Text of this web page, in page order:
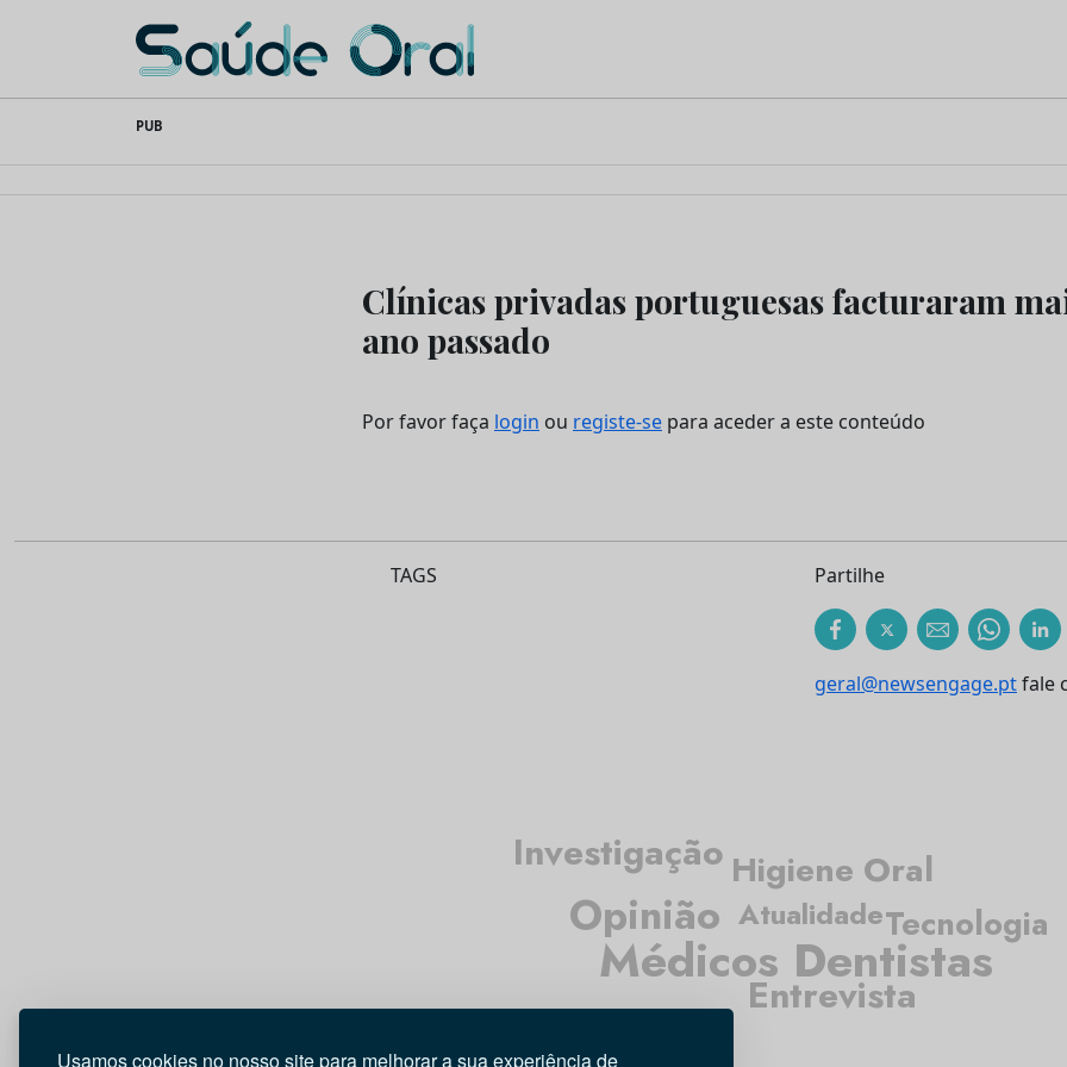
Usamos cookies no nosso site para melhorar a sua experiência de
content
Saúde Oral
PUB
Clínicas privadas portuguesas facturaram
ano passado
Por favor faça login ou registe-se para aceder a este conteúdo
TAGS Partilhe
geral@newsengage.ptfale
Atualidade
Médicos Dentistas
Higiene Oral
Entrevista
Opinião Tecnologia
Investigação